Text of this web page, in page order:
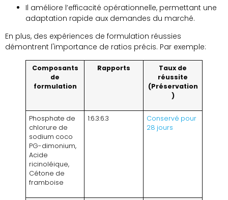
Il améliore l’efficacité opérationnelle, permettant une
adaptation rapide aux demandes du marché.
En plus, des expériences de formulation réussies
démontrent l'importance de ratios précis. Par exemple:
Composants
de
formulation
Rapports
Taux de
réussite
(Préservation
)
Phosphate de
chlorure de
sodium coco
PG-dimonium,
Acide
ricinoléique,
Cétone de
framboise
1:6.3:6.3
Conservé pour
28 jours